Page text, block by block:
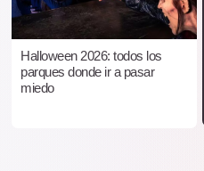
Halloween 2026: todos los
parques donde ir a pasar
miedo